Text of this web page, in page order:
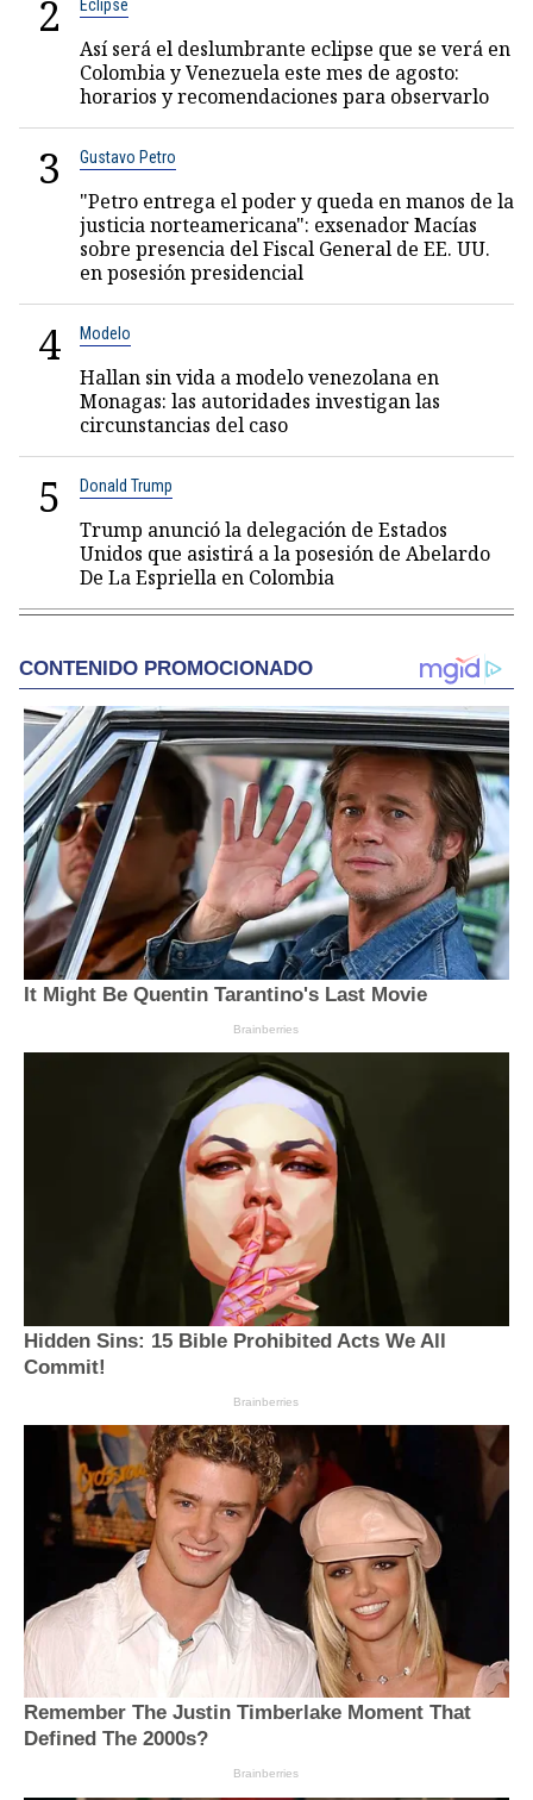
2 Eclipse
Así será el deslumbrante eclipse que se verá en
Colombia y Venezuela este mes de agosto:
horarios y recomendaciones para observarlo
3 Gustavo Petro
"Petro entrega el poder y queda en manos de la
justicia norteamericana": exsenador Macías
sobre presencia del Fiscal General de EE. UU.
en posesión presidencial
4 Modelo
Hallan sin vida a modelo venezolana en
Monagas: las autoridades investigan las
circunstancias del caso
5 Donald Trump
Trump anunció la delegación de Estados
Unidos que asistirá a la posesión de Abelardo
De La Espriella en Colombia